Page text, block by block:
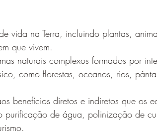
vida na Terra, incluindo plantas,
que vivem.
naturais complexos formados por
como florestas, oceanos, rios,
benefícios diretos e indiretos que os
purificação de água, polinização de